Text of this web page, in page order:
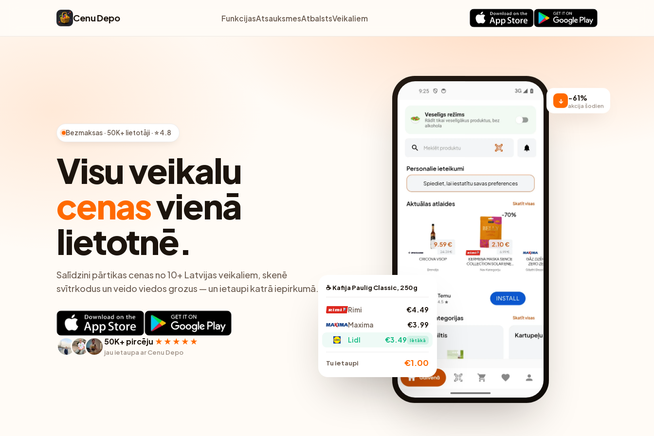
Cenu Depo FunkcijasAtsauksmesAtbalstsVeikaliem
Bezmaksas · 50K+ lietotāji · ⭐ 4.8
Visu veikalu
cenasvienā
lietotnē.
Salīdzini pārtikas cenas no 10+ Latvijas veikaliem, skenē
svītrkodus un veido viedos grozus — un ietaupi katrā iepirkumā.
50K+ pircēju ★★★★★
jau ietaupa ar Cenu Depo
↓ −61%
akcija šodien
☕ Kafija Paulig Classic, 250g
Rimi
€4.49
Maxima
€3.99
Lidl
€3.49 lētākā
Tu ietaupi €1.00